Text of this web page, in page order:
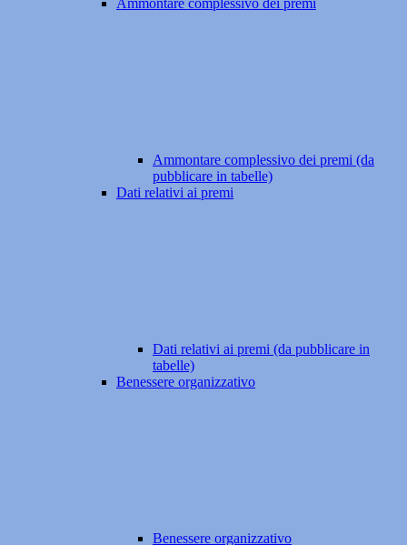
Ammontare complessivo dei premi
Ammontare complessivo dei premi (da
pubblicare in tabelle)
Dati relativi ai premi
Dati relativi ai premi (da pubblicare in
tabelle)
Benessere organizzativo
Benessere organizzativo